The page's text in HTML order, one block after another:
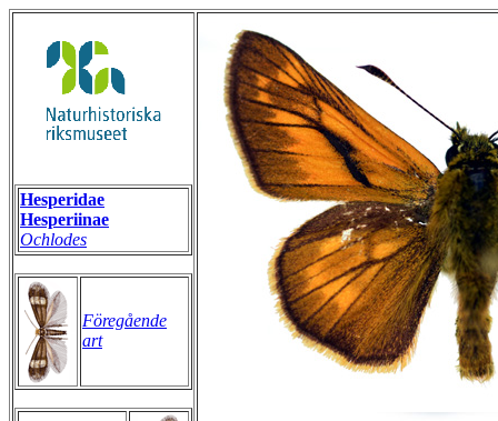
Hesperidae
Hesperiinae
Ochlodes
Föregående
art